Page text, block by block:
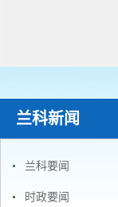
兰科新闻
兰科要闻
时政要闻